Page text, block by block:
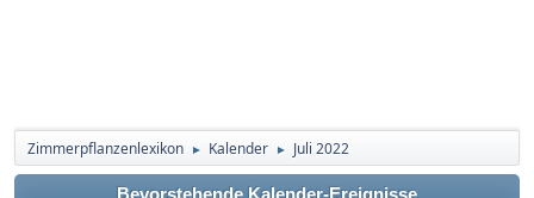
Zimmerpflanzenlexikon ► Kalender ► Juli 2022